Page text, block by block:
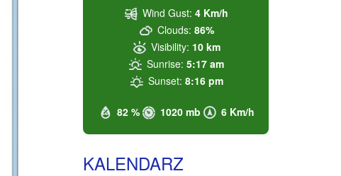
82 % 1020 mb 6 Km/h
Wind Gust: 4 Km/h
Clouds: 86%
Visibility: 10 km
Sunrise: 5:17 am
Sunset: 8:16 pm
KALENDARZ